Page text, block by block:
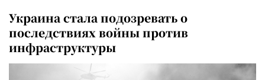
Украина стала подозревать о
последствиях войны против
инфраструктуры